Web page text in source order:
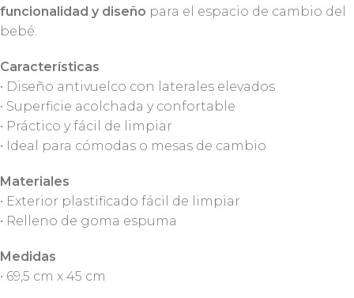
funcionalidad y diseño para el espacio de cambio del
bebé.
Características
• Diseño antivuelco con laterales elevados
• Superficie acolchada y confortable
• Práctico y fácil de limpiar
• Ideal para cómodas o mesas de cambio
Materiales
• Exterior plastificado fácil de limpiar
• Relleno de goma espuma
Medidas
• 69,5 cm x 45 cm